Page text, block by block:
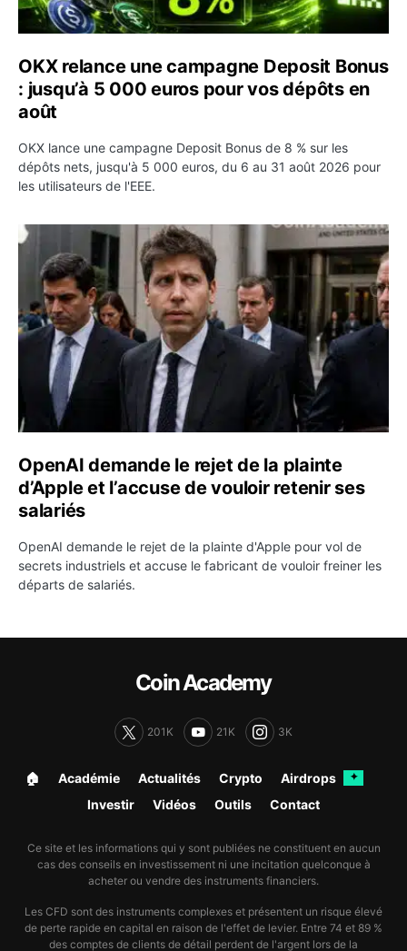
OKX relance une campagne Deposit Bonus
: jusqu’à 5 000 euros pour vos dépôts en
août
OKX lance une campagne Deposit Bonus de 8 % sur les
dépôts nets, jusqu'à 5 000 euros, du 6 au 31 août 2026 pour
les utilisateurs de l'EEE.
OpenAI demande le rejet de la plainte d’Apple et
OpenAI demande le rejet de la plainte
d’Apple et l’accuse de vouloir retenir ses
salariés
OpenAI demande le rejet de la plainte d'Apple pour vol de
secrets industriels et accuse le fabricant de vouloir freiner les
départs de salariés.
Coin Academy
201K 21K 3K
🏠︎ Académie Actualités Crypto Airdrops ✦
Investir Vidéos Outils Contact
Ce site et les informations qui y sont publiées ne constituent en aucun
cas des conseils en investissement ni une incitation quelconque à
acheter ou vendre des instruments financiers.
Les CFD sont des instruments complexes et présentent un risque élevé
de perte rapide en capital en raison de l'effet de levier. Entre 74 et 89 %
des comptes de clients de détail perdent de l'argent lors de la